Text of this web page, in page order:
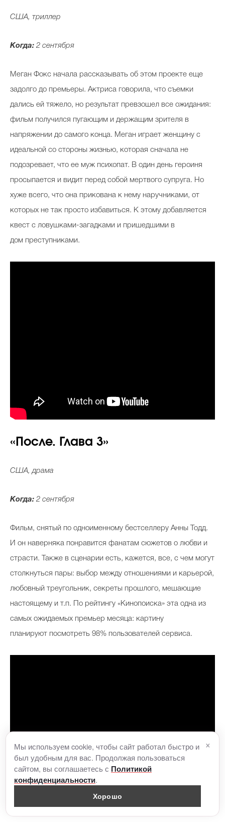
США, триллер
Когда: 2 сентября
Меган Фокс начала рассказывать об этом проекте еще
задолго до премьеры. Актриса говорила, что съемки
дались ей тяжело, но результат превзошел все ожидания:
фильм получился пугающим и держащим зрителя в
напряжении до самого конца. Меган играет женщину с
идеальной со стороны жизнью, которая сначала не
подозревает, что ее муж психопат. В один день героиня
просыпается и видит перед собой мертвого супруга. Но
хуже всего, что она прикована к нему наручниками, от
которых не так просто избавиться. К этому добавляется
квест с ловушками-загадками и пришедшими в
дом преступниками.
« После. Глава 3»
США, драма
Когда: 2 сентября
Фильм, снятый по одноименному бестселлеру Анны Тодд.
И он наверняка понравится фанатам сюжетов о любви и
страсти. Также в сценарии есть, кажется, все, с чем могут
столкнуться пары: выбор между отношениями и карьерой,
любовный треугольник, секреты прошлого, мешающие
настоящему и т.п. По рейтингу «Кинопоиска» эта одна из
самых ожидаемых премьер месяца: картину
планируют посмотреть 98% пользователей сервиса.
Мы используем cookie, чтобы сайт работал быстро и
был удобным для вас. Продолжая пользоваться
сайтом, вы соглашаетесь с Политикой
конфиденциальности.
Хорошо
×